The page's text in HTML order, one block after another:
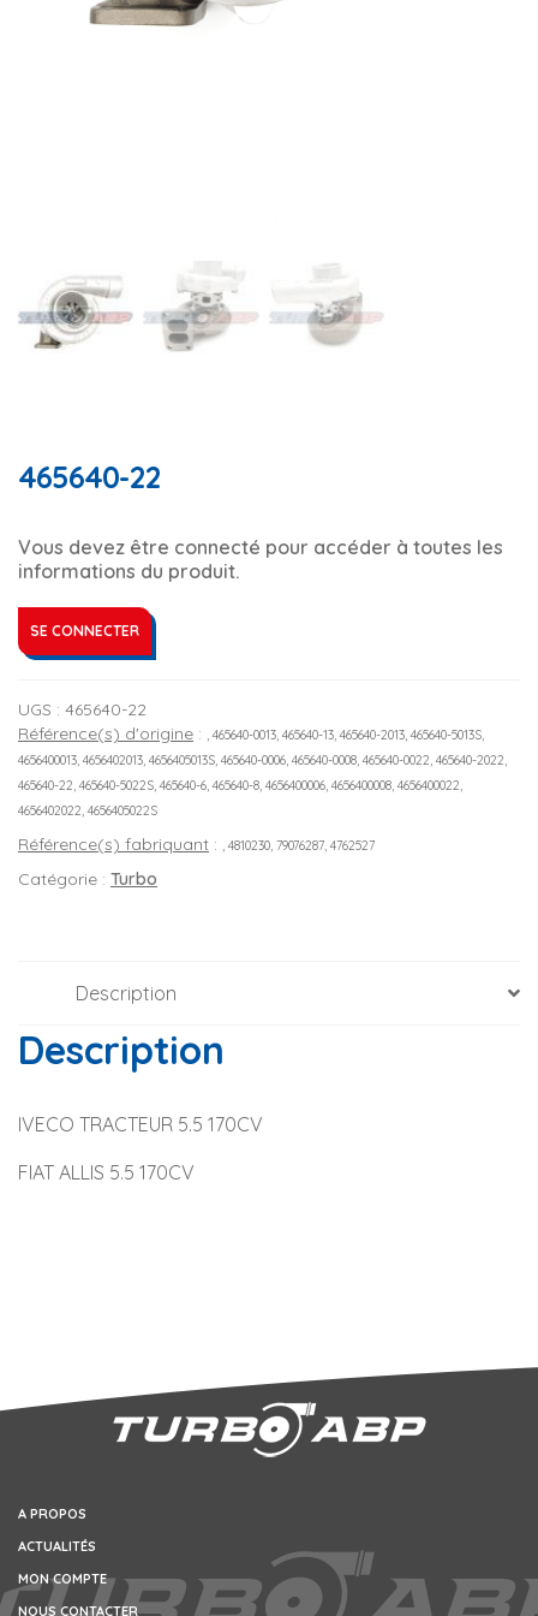
465640-22
Vous devez être connecté pour accéder à toutes les
informations du produit.
SE CONNECTER
UGS : 465640-22
Référence(s) d'origine : , 465640-0013, 465640-13, 465640-2013, 465640-5013S,
4656400013, 4656402013, 4656405013S, 465640-0006, 465640-0008, 465640-0022, 465640-2022,
465640-22, 465640-5022S, 465640-6, 465640-8, 4656400006, 4656400008, 4656400022,
4656402022, 4656405022S
Référence(s) fabriquant : , 4810230, 79076287, 4762527
Catégorie : Turbo
Description
Description
IVECO TRACTEUR 5.5 170CV
FIAT ALLIS 5.5 170CV
A PROPOS
ACTUALITÉS
MON COMPTE
NOUS CONTACTER